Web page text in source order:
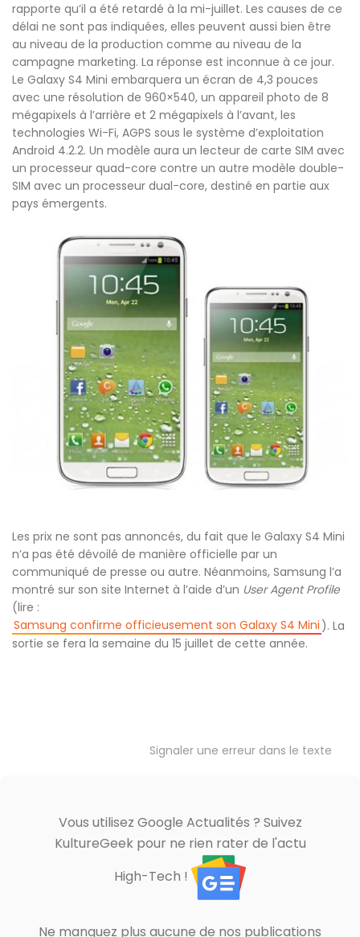
rapporte qu’il a été retardé à la mi-juillet. Les causes de ce
délai ne sont pas indiquées, elles peuvent aussi bien être
au niveau de la production comme au niveau de la
campagne marketing. La réponse est inconnue à ce jour.
Le Galaxy S4 Mini embarquera un écran de 4,3 pouces
avec une résolution de 960×540, un appareil photo de 8
mégapixels à l’arrière et 2 mégapixels à l’avant, les
technologies Wi-Fi, AGPS sous le système d’exploitation
Android 4.2.2. Un modèle aura un lecteur de carte SIM avec
un processeur quad-core contre un autre modèle double-
SIM avec un processeur dual-core, destiné en partie aux
pays émergents.
Les prix ne sont pas annoncés, du fait que le Galaxy S4 Mini
n’a pas été dévoilé de manière officielle par un
communiqué de presse ou autre. Néanmoins, Samsung l’a
montré sur son site Internet à l’aide d’un User Agent Profile
(lire :
Samsung confirme officieusement son Galaxy S4 Mini ). La
sortie se fera la semaine du 15 juillet de cette année.
Signaler une erreur dans le texte
Vous utilisez Google Actualités ? Suivez
KultureGeek pour ne rien rater de l'actu
High-Tech !
Ne manquez plus aucune de nos publications